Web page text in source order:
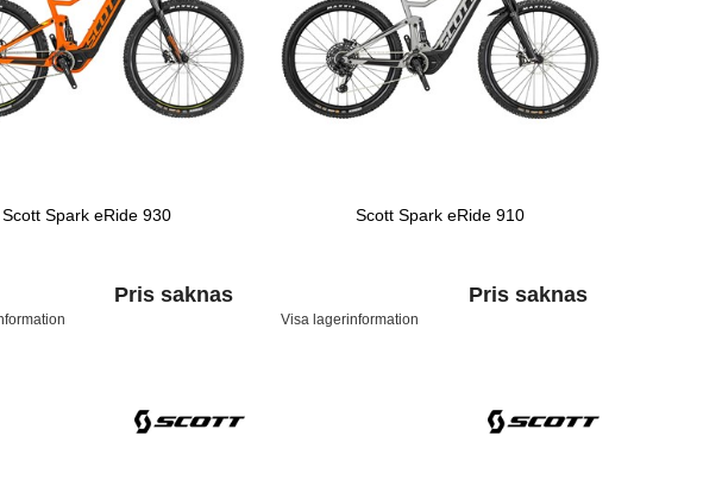
Scott Spark eRide 930
Pris saknas
Scott Spark eRide 910
Pris saknas
Visa lagerinformation